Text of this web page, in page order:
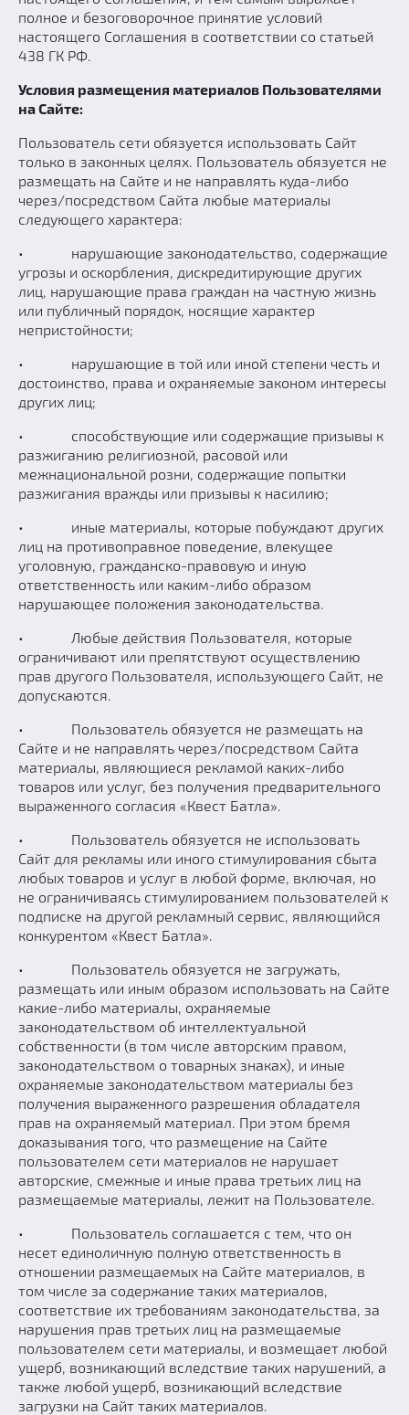
полное и безоговорочное принятие условий
настоящего Соглашения в соответствии со статьей
438 ГК РФ.
Условия размещения материалов Пользователями
на Сайте:
Пользователь сети обязуется использовать Сайт
только в законных целях. Пользователь обязуется не
размещать на Сайте и не направлять куда-либо
через/посредством Сайта любые материалы
следующего характера:
• нарушающие законодательство, содержащие
угрозы и оскорбления, дискредитирующие других
лиц, нарушающие права граждан на частную жизнь
или публичный порядок, носящие характер
непристойности;
• нарушающие в той или иной степени честь и
достоинство, права и охраняемые законом интересы
других лиц;
• способствующие или содержащие призывы к
разжиганию религиозной, расовой или
межнациональной розни, содержащие попытки
разжигания вражды или призывы к насилию;
• иные материалы, которые побуждают других
лиц на противоправное поведение, влекущее
уголовную, гражданско-правовую и иную
ответственность или каким-либо образом
нарушающее положения законодательства.
• Любые действия Пользователя, которые
ограничивают или препятствуют осуществлению
прав другого Пользователя, использующего Сайт, не
допускаются.
• Пользователь обязуется не размещать на
Сайте и не направлять через/посредством Сайта
материалы, являющиеся рекламой каких-либо
товаров или услуг, без получения предварительного
выраженного согласия «Квест Батла».
• Пользователь обязуется не использовать
Сайт для рекламы или иного стимулирования сбыта
любых товаров и услуг в любой форме, включая, но
не ограничиваясь стимулированием пользователей к
подписке на другой рекламный сервис, являющийся
конкурентом «Квест Батла».
• Пользователь обязуется не загружать,
размещать или иным образом использовать на Сайте
какие-либо материалы, охраняемые
законодательством об интеллектуальной
собственности (в том числе авторским правом,
законодательством о товарных знаках), и иные
охраняемые законодательством материалы без
получения выраженного разрешения обладателя
прав на охраняемый материал. При этом бремя
доказывания того, что размещение на Сайте
пользователем сети материалов не нарушает
авторские, смежные и иные права третьих лиц на
размещаемые материалы, лежит на Пользователе.
• Пользователь соглашается с тем, что он
несет единоличную полную ответственность в
отношении размещаемых на Сайте материалов, в
том числе за содержание таких материалов,
соответствие их требованиям законодательства, за
нарушения прав третьих лиц на размещаемые
пользователем сети материалы, и возмещает любой
ущерб, возникающий вследствие таких нарушений, а
также любой ущерб, возникающий вследствие
загрузки на Сайт таких материалов.